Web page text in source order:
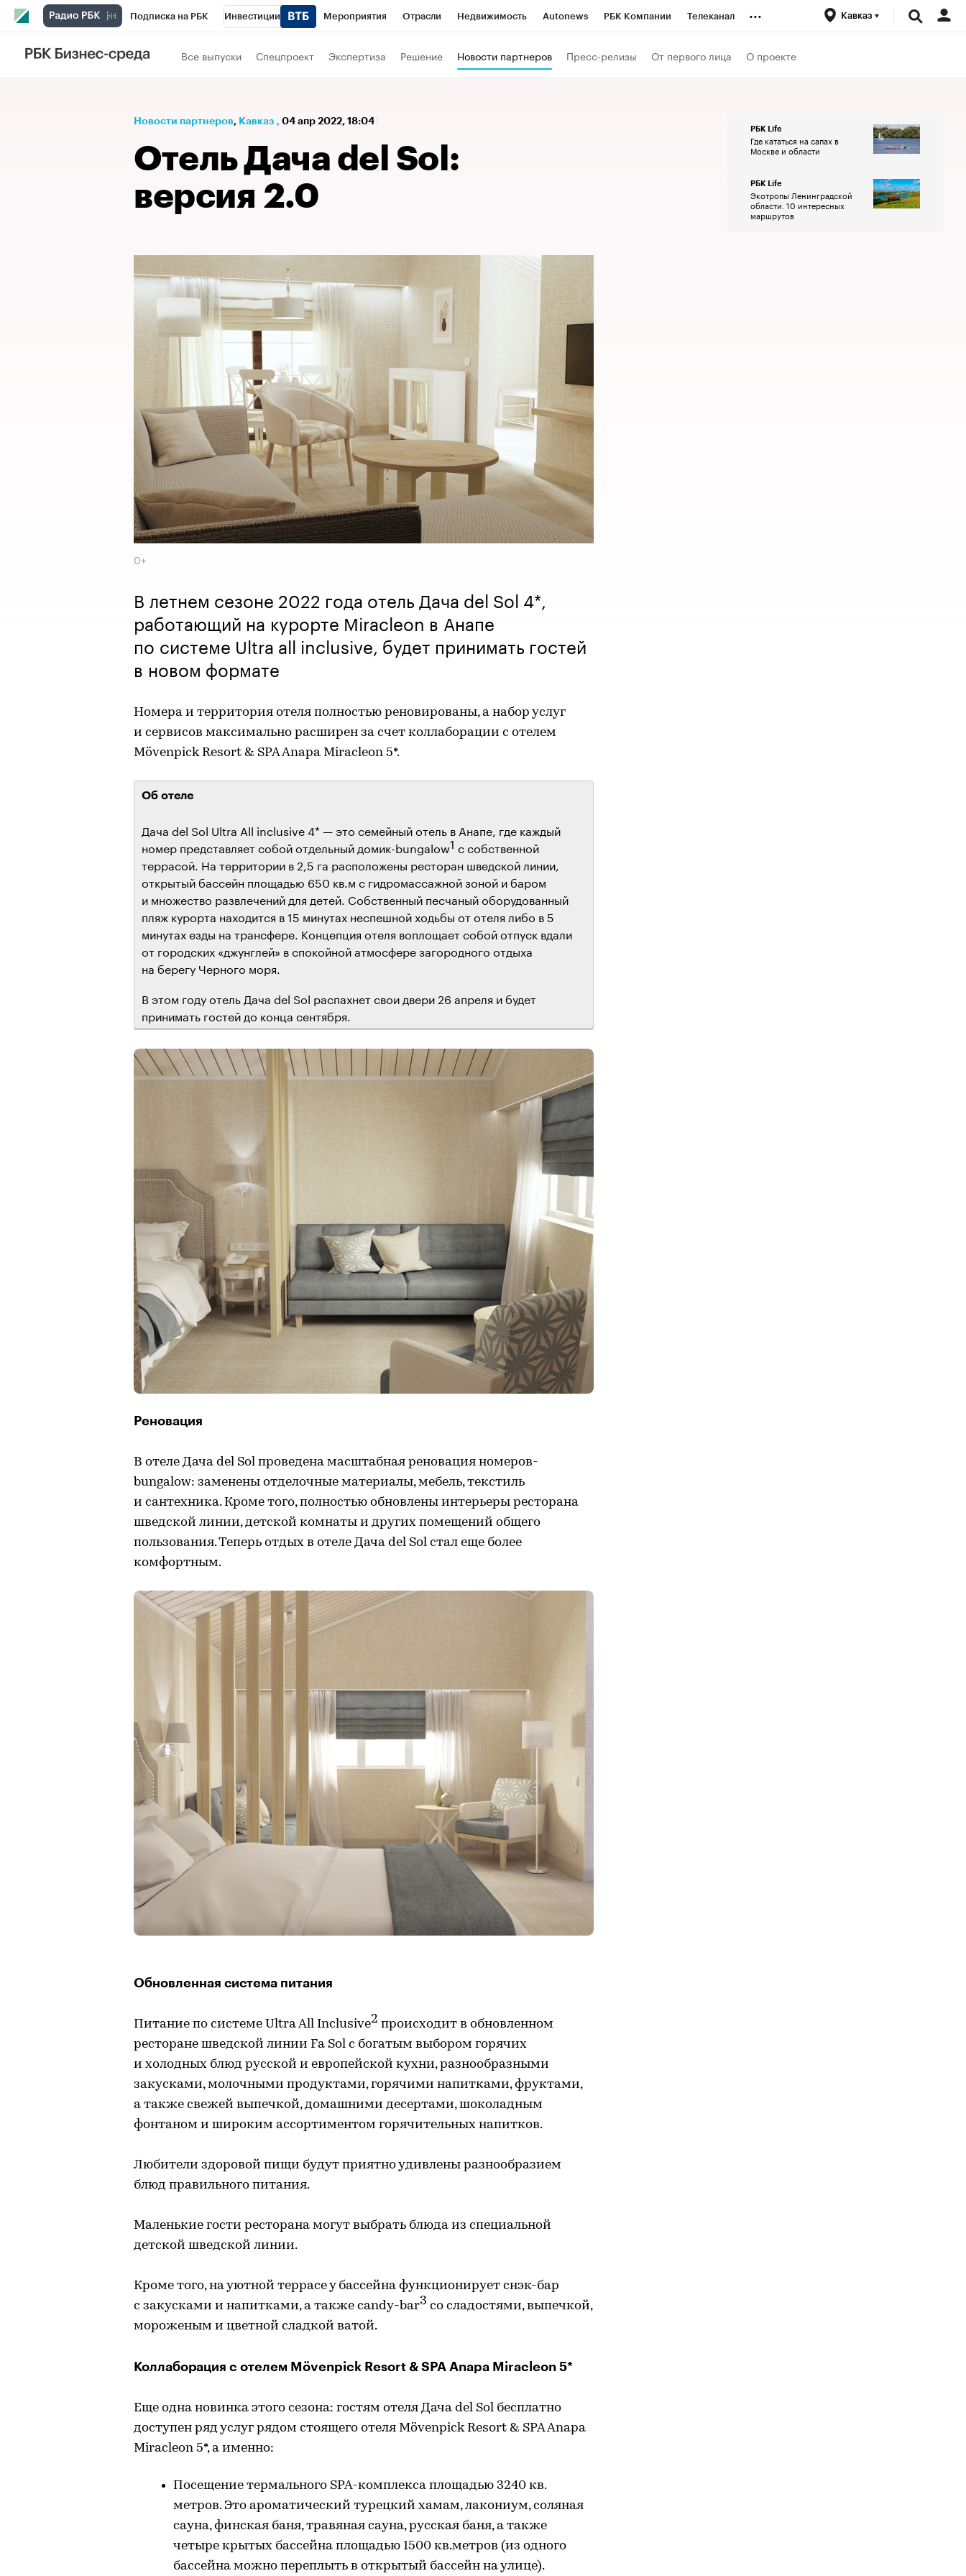
Подписка на РБК Инвестиции Мероприятия Отрасли Недвижимость Autonews РБК Компании Телеканал
РБК Вино
Проверка контрагентов Политика Экономика Бизнес Технологии и медиа
... Кавказ
Все выпуски Спецпроект Экспертиза Решение Новости партнеров Пресс-релизы От первого лица О проекте
Новости партнеров⁠, Кавказ , 04 апр 2022, 18:04
Отель Дача del Sol:
версия 2.0
0+
В летнем сезоне 2022 года отель Дача del Sol 4*,
работающий на курорте Miracleon в Анапе
по системе Ultra all inclusive, будет принимать гостей
в новом формате
Номера и территория отеля полностью реновированы, а набор услуг
и сервисов максимально расширен за счет коллаборации с отелем
Mövenpick Resort & SPA Anapa Miracleon 5*.
Об отеле
Дача del Sol Ultra All inclusive 4* — это семейный отель в Анапе, где каждый
номер представляет собой отдельный домик-bungalow1 с собственной
террасой. На территории в 2,5 га расположены ресторан шведской линии,
открытый бассейн площадью 650 кв.м с гидромассажной зоной и баром
и множество развлечений для детей. Собственный песчаный оборудованный
пляж курорта находится в 15 минутах неспешной ходьбы от отеля либо в 5
минутах езды на трансфере. Концепция отеля воплощает собой отпуск вдали
от городских «джунглей» в спокойной атмосфере загородного отдыха
на берегу Черного моря.
В этом году отель Дача del Sol распахнет свои двери 26 апреля и будет
принимать гостей до конца сентября.
Реновация
В отеле Дача del Sol проведена масштабная реновация номеров-
bungalow: заменены отделочные материалы, мебель, текстиль
и сантехника. Кроме того, полностью обновлены интерьеры ресторана
шведской линии, детской комнаты и других помещений общего
пользования. Теперь отдых в отеле Дача del Sol стал еще более
комфортным.
Обновленная система питания
Питание по системе Ultra All Inclusive2 происходит в обновленном
ресторане шведской линии Fa Sol с богатым выбором горячих
и холодных блюд русской и европейской кухни, разнообразными
закусками, молочными продуктами, горячими напитками, фруктами,
а также свежей выпечкой, домашними десертами, шоколадным
фонтаном и широким ассортиментом горячительных напитков.
Любители здоровой пищи будут приятно удивлены разнообразием
блюд правильного питания.
Маленькие гости ресторана могут выбрать блюда из специальной
детской шведской линии.
Кроме того, на уютной террасе у бассейна функционирует снэк-бар
с закусками и напитками, а также candy-bar3 со сладостями, выпечкой,
мороженым и цветной сладкой ватой.
Коллаборация с отелем Mövenpick Resort & SPA Anapa Miracleon 5*
Еще одна новинка этого сезона: гостям отеля Дача del Sol бесплатно
доступен ряд услуг рядом стоящего отеля Mövenpick Resort & SPA Anapa
Miracleon 5*, а именно:
Посещение термального SPA-комплекса площадью 3240 кв.
метров. Это ароматический турецкий хамам, лакониум, соляная
сауна, финская баня, травяная сауна, русская баня, а также
четыре крытых бассейна площадью 1500 кв.метров (из одного
бассейна можно переплыть в открытый бассейн на улице).
РБК Life
Где кататься на сапах в
Москве и области
РБК Life
Экотропы Ленинградской
области. 10 интересных
маршрутов